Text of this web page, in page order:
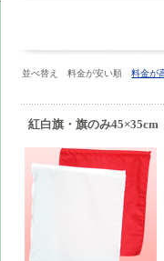
並べ替え 料金が安い順料金が
紅白旗・旗のみ45×35cm